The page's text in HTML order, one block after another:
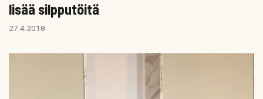
lisää silpputöitä
27.4.2018